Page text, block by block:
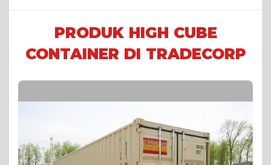
PRODUK HIGH CUBE
CONTAINER DI TRADECORP